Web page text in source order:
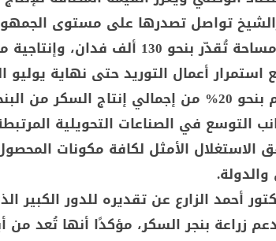
تواصل تصدرها على مستوى
زراعة بنجر السكر، بإجمالي مساحة تُقدّر بنحو 130 ألف
طن، مع استمرار أعمال التوريد حتى نهاية
وأضاف أن المحافظة تسهم بنحو 20% من إجمالي إنتاج السكر
التوسع في الصناعات التحويلية
الاستغلال الأمثل لكافة مكونات
والدولة.
أحمد الزارع عن تقديره للدور الكبير
زراعة بنجر السكر، مؤكدًا أنها تُعد من